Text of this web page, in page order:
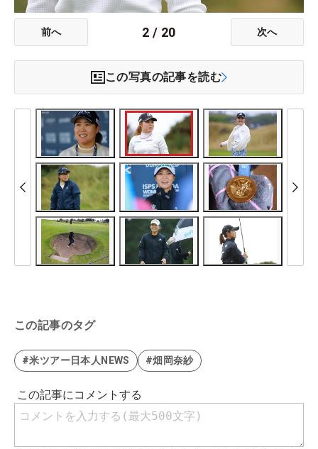
前へ 2 / 20 次へ
この写真の記事を読む
この記事のタグ
#米ツアー日本人NEWS #畑岡奈紗